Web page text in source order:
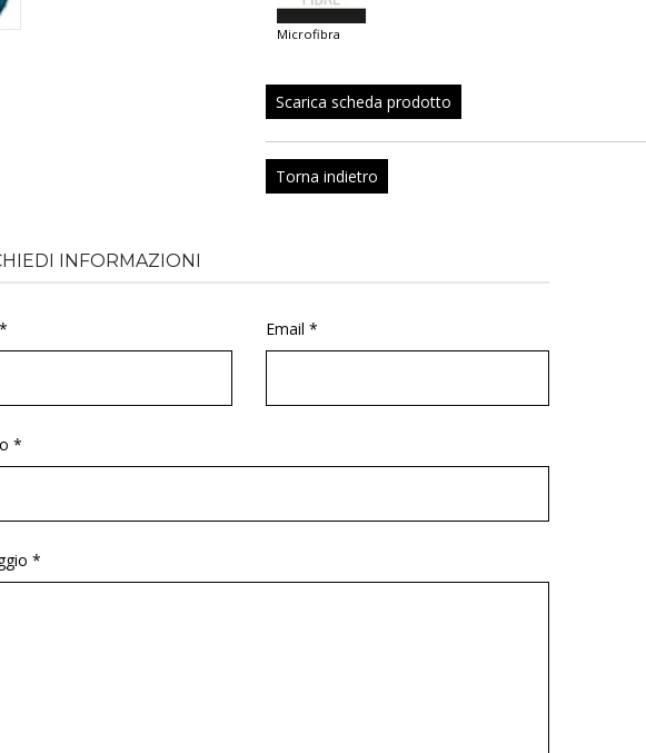
microfibra
Scarica scheda prodotto
Torna indietro
INFORMAZIONI
Email *
*
*